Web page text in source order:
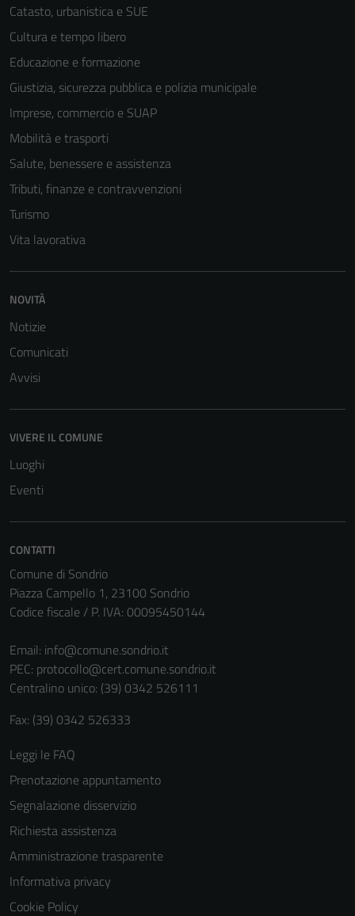
Catasto, urbanistica e SUE
Cultura e tempo libero
Educazione e formazione
Giustizia, sicurezza pubblica e polizia municipale
Imprese, commercio e SUAP
Mobilità e trasporti
Salute, benessere e assistenza
Tributi, finanze e contravvenzioni
Turismo
Vita lavorativa
NOVITÀ
Notizie
Comunicati
Avvisi
VIVERE IL COMUNE
Luoghi
Eventi
CONTATTI
Comune di Sondrio
Piazza Campello 1, 23100 Sondrio
Codice fiscale / P. IVA: 00095450144
Email: info@comune.sondrio.it
PEC: protocollo@cert.comune.sondrio.it
Centralino unico: (39) 0342 526111
Fax: (39) 0342 526333
Leggi le FAQ
Prenotazione appuntamento
Segnalazione disservizio
Richiesta assistenza
Amministrazione trasparente
Informativa privacy
Cookie Policy